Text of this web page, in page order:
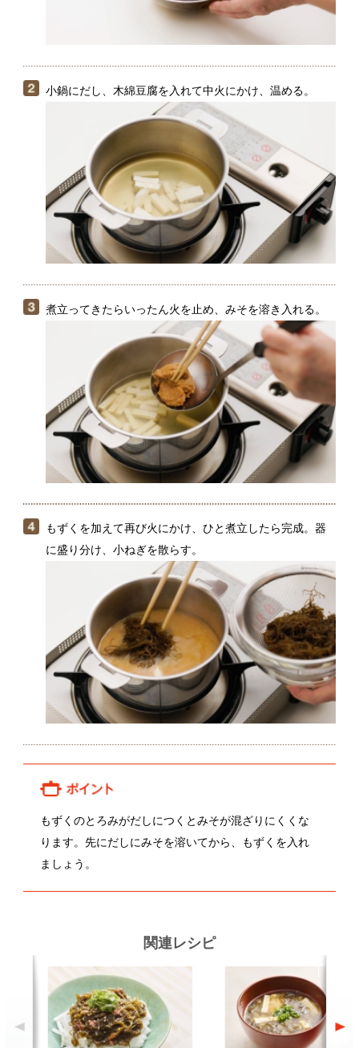
煮立ってきたらいったん火を止め、みそを溶き入れる。
もずくを加えて再び火にかけ、ひと煮立したら完成。器
に盛り分け、小ねぎを散らす。
もずくのとろみがだしにつくとみそが混ざりにくくな
ります。先にだしにみそを溶いてから、もずくを入れ
ましょう。
大根ともずくの梅肉サラダ
野菜。
加工品。
レシピ 動画Gallery